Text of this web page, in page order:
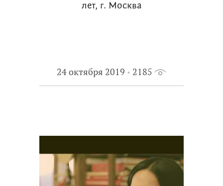
лет, г. Москва
24 октября 2019 2185